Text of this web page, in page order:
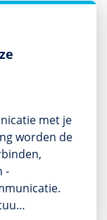
met je
worden de
-